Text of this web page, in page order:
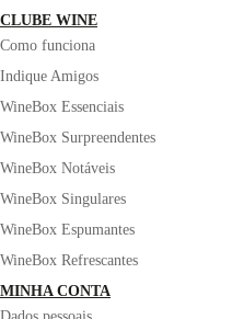
CLUBE WINE
Como funciona
Indique Amigos
WineBox Essenciais
WineBox Surpreendentes
WineBox Notáveis
WineBox Singulares
WineBox Espumantes
WineBox Refrescantes
MINHA CONTA